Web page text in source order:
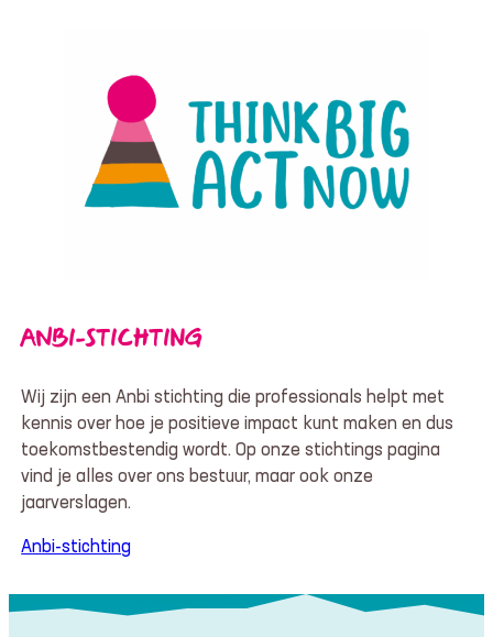
ANBI-STICHTING
Wij zijn een Anbi stichting die professionals helpt met
kennis over hoe je positieve impact kunt maken en dus
toekomstbestendig wordt. Op onze stichtings pagina
vind je alles over ons bestuur, maar ook onze
jaarverslagen.
Anbi-stichting